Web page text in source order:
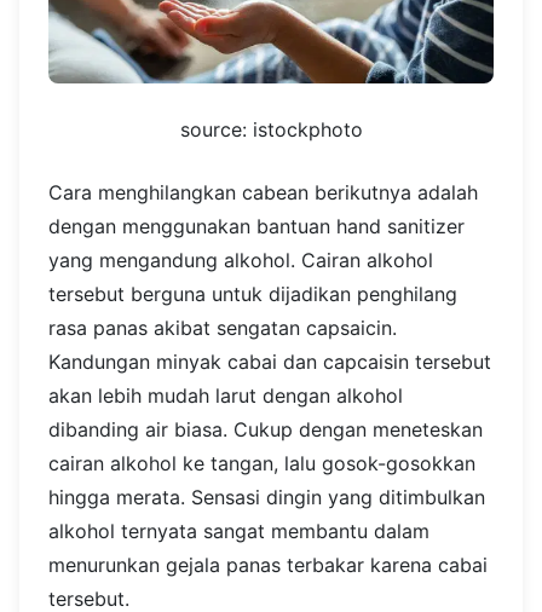
source: istockphoto
Cara menghilangkan cabean berikutnya adalah
dengan menggunakan bantuan hand sanitizer
yang mengandung alkohol. Cairan alkohol
tersebut berguna untuk dijadikan penghilang
rasa panas akibat sengatan capsaicin.
Kandungan minyak cabai dan capcaisin tersebut
akan lebih mudah larut dengan alkohol
dibanding air biasa. Cukup dengan meneteskan
cairan alkohol ke tangan, lalu gosok-gosokkan
hingga merata. Sensasi dingin yang ditimbulkan
alkohol ternyata sangat membantu dalam
menurunkan gejala panas terbakar karena cabai
tersebut.